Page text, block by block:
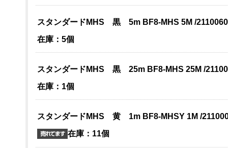
スタンダードMHS 黒 5m BF8-MHS 5M /
在庫：5個
スタンダードMHS 黒 25m BF8-MHS 25M /
在庫：1個
スタンダードMHS 黄 1m BF8-MHSY 1M /
在庫：11個